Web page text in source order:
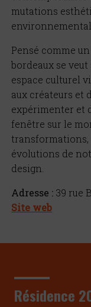
mutations
Pensé comme
bordeaux se
espace culturel
aux créateurs et
expérimenter et
fenêtre sur le
transformations,
évolutions de
design.
Adresse : 39 rue
Site web
Résidence